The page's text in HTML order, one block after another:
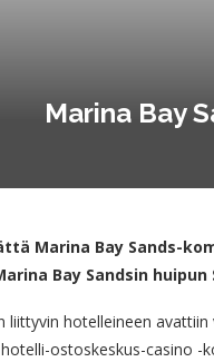
Marina Bay
Marina Bay Sands-
Bay Sandsin
liittyvin hotelleineen
ostoskeskus-casino